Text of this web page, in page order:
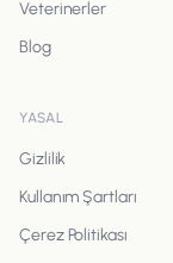
Veterinerler
Blog
YASAL
Gizlilik
Kullanım Şartları
Çerez Politikası